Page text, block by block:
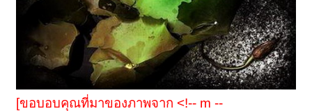
[ขอบอบคุณที่มาของภาพจาก <!-- m --